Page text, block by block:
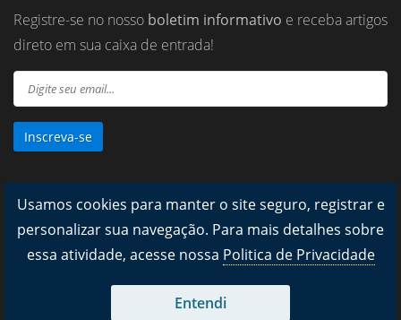
direto em sua caixa de entrada!
Inscreva-se
Usamos cookies para manter o site seguro, registrar e
personalizar sua navegação. Para mais detalhes sobre
essa atividade, acesse nossa Politica de Privacidade
Entendi